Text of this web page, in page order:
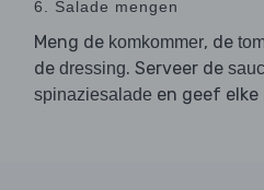
6. Salade mengen
Meng de komkommer, de
de dressing. Serveer de
spinaziesalade en geef elke